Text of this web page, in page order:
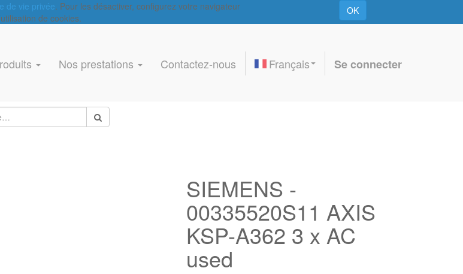
de vie privée. Pour les désactiver, configurez votre navigateur
de cookies.
OK
Nos prestations Contactez-nous Français Se connecter
SIEMENS -
00335520S11 AXIS
KSP-A362 3 x AC
used